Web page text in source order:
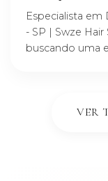
Especialista
- SP | Swze
buscando uma
VER